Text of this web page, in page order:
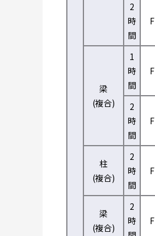
2
時
間
梁
(複合)
1
時
間
2
時
間
柱
(複合)
2
時
間
梁
(複合)
2
時